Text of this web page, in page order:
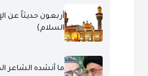
أربعون حديثاً عن
السلام)
ما أنشده الشاعر